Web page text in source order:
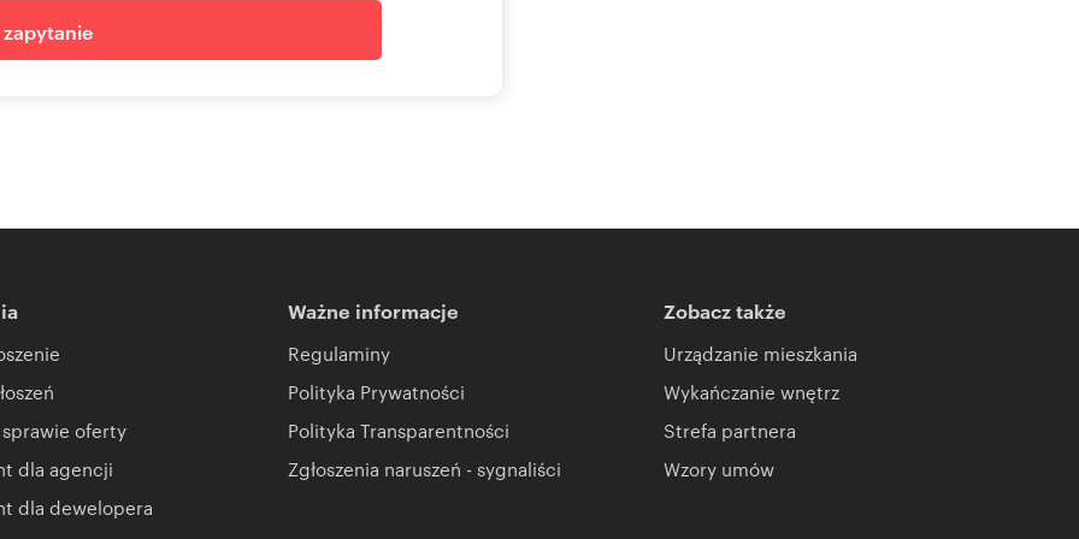
strop płytowy zbrojony lekki, dach dwuspadowy
oprawy żarowe, instalacja odgromowa.
oferty
dla agencji
dla dewelopera
Ważne informacje
Regulaminy
Polityka Prywatności
Polityka Transparentności
Zgłoszenia naruszeń - sygnaliści
Zobacz także
Urządzanie mieszkania
Wykańczanie wnętrz
Strefa partnera
Wzory umów